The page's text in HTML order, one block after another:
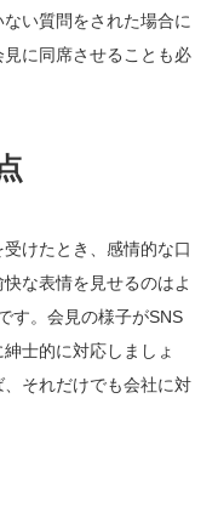
い質問をされた場合に
に同席させることも必
けたとき、感情的な口
な表情を見せるのはよ
す。会見の様子がSNS
士的に対応しましょ
それだけでも会社に対